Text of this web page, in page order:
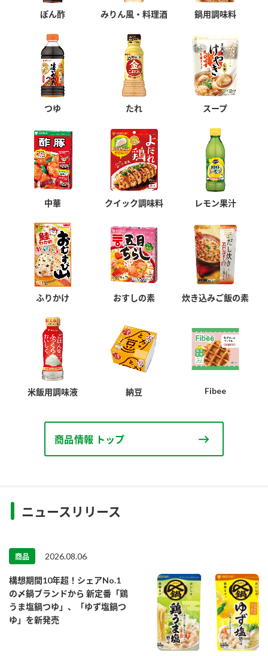
ぽん酢 みりん風・料理酒 鍋用調味料
つゆ たれ スープ
中華 クイック調味料 レモン果汁
ふりかけ おすしの素 炊き込みご飯の素
米飯用調味液 納豆 Fibee
商品情報 トップ
ニュースリリース
商品 2026.08.06
構想期間10年超！シェアNo.1
の〆鍋ブランドから 新定番「鶏
うま塩鍋つゆ」、「ゆず塩鍋つ
ゆ」を新発売